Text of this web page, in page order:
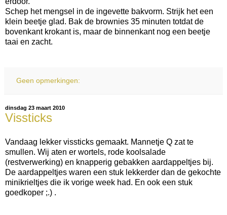
Schep het mengsel in de ingevette bakvorm. Strijk het een
klein beetje glad. Bak de brownies 35 minuten totdat de
bovenkant krokant is, maar de binnenkant nog een beetje
taai en zacht.
Geen opmerkingen:
dinsdag 23 maart 2010
Vissticks
Vandaag lekker vissticks gemaakt. Mannetje Q zat te
smullen. Wij aten er wortels, rode koolsalade
(restverwerking) en knapperig gebakken aardappeltjes bij.
De aardappeltjes waren een stuk lekkerder dan de gekochte
minikrieltjes die ik vorige week had. En ook een stuk
goedkoper ;.) .